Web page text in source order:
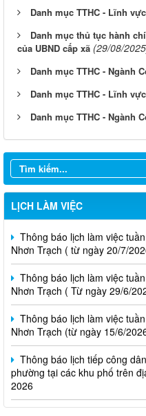
Danh mục TTHC - Lĩnh
Danh mục thủ tục hành
của UBND cấp xã (29/08/
Danh mục TTHC - Ngành
Danh mục TTHC - Lĩnh
Danh mục TTHC - Ngành
LỊCH LÀM VIỆC
Thông báo lịch làm việc
Nhơn Trạch( từ ngày 03/08/
Thông báo lịch làm việc
Nhơn Trạch ( từ ngày 20/7/
Thông báo lịch làm việc
Nhơn Trạch ( Từ ngày 29/6/
Thông báo lịch làm việc
Nhơn Trạch (từ ngày 15/6/
Thông báo lịch tiếp công
phường tại các khu phố trên
2026
Niêm yết phương án bồi